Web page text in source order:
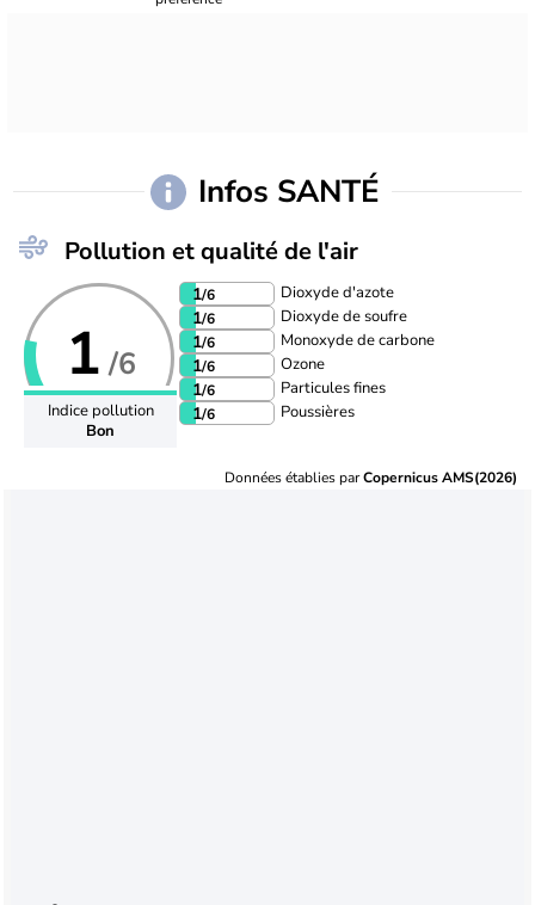
Infos SANTÉ
Pollution et qualité de l'air
1 /6
Indice pollution
Bon
1/6 Dioxyde d'azote
1/6 Dioxyde de soufre
1/6 Monoxyde de carbone
1/6 Ozone
1/6 Particules fines
1/6 Poussières
Données établies parCopernicus AMS(2026)